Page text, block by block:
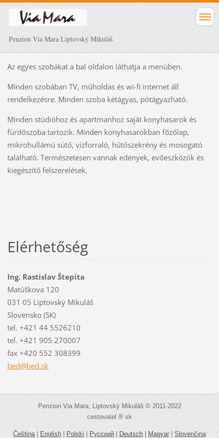
Penzion Via Mara Liptovský Mikuláš
Az egyes szobákat a bal oldalon láthatja a menüben.
Minden szobában TV, műholdas és wi-fi internet áll
rendelkezésre. Minden szoba kétágyas, pótágyazható.
Minden stúdióhoz és apartmanhoz saját konyhasarok és
fürdőszoba tartozik. Minden konyhasarokban főzőlap,
mikrohullámú sütő, vízforraló, hűtőszekrény és mosogató
található. Természetesen vannak edények, evőeszközök és
kiegészítő felszerelések.
Elérhetőség
Ing. Rastislav Štepita
Matúškova 120
031 05 Liptovský Mikuláš
Slovensko (SK)
tel. +421 44 5526210
tel. +421 905 270007
fax +420 552 308399
bed@bed.sk
Penzion Via Mara, Liptovský Mikuláš © 2011-2022
cestovatel ® sk
Čeština|English|Polski|Русский|Deutsch|Magyar|Slovenčina